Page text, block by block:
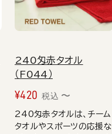
240匁赤タオル
（F044）
¥420 税込 〜
240匁赤タオルは、チーム
タオルやスポーツの応援な